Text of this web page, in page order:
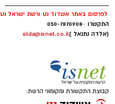
__________________________
לפרסום באתר אשדוד נט ורשת ישראל נט
התקשרו -
050-7870908
(אלדה נתנאל )elda@isnet.co.il
קבוצת התקשורת ומקומוני הרשת: